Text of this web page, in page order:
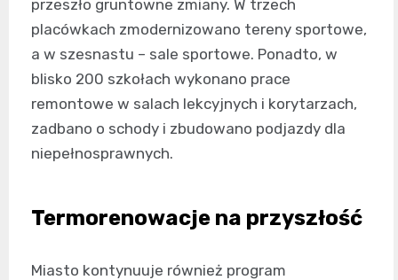
przeszło gruntowne zmiany. W trzech
placówkach zmodernizowano tereny sportowe,
a w szesnastu – sale sportowe. Ponadto, w
blisko 200 szkołach wykonano prace
remontowe w salach lekcyjnych i korytarzach,
zadbano o schody i zbudowano podjazdy dla
niepełnosprawnych.
Termorenowacje na przyszłość
Miasto kontynuuje również program